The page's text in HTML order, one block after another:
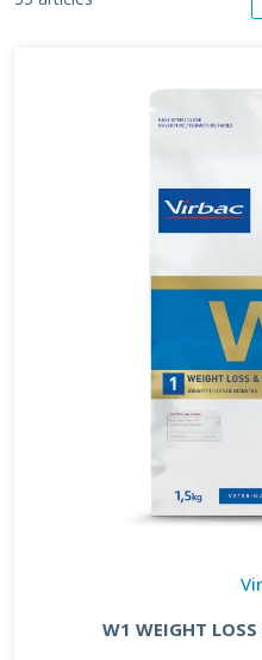
W1 WEIGHT